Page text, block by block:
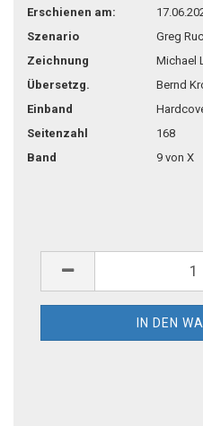
Erschienen am:
Szenario
Greg
Zeichnung
Michael
Übersetzg.
Bernd
Einband
Seitenzahl
168
Band
9 von X